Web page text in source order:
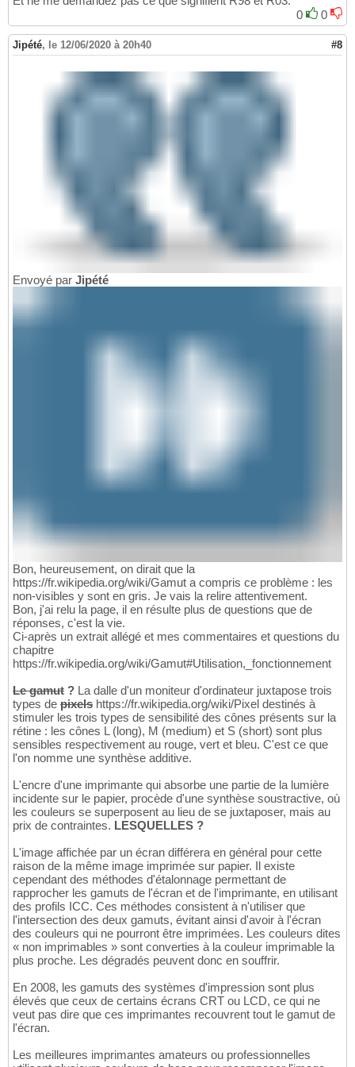
0
0
Jipété, le 12/06/2020 à 20h40 #8
Envoyé par Jipété
Bon, heureusement, on dirait que la
https://fr.wikipedia.org/wiki/Gamut a compris ce problème : les
non-visibles y sont en gris. Je vais la relire attentivement.
Bon, j'ai relu la page, il en résulte plus de questions que de
réponses, c'est la vie.
Ci-après un extrait allégé et mes commentaires et questions du
chapitre
https://fr.wikipedia.org/wiki/Gamut#Utilisation,_fonctionnement
Le gamut ? La dalle d'un moniteur d'ordinateur juxtapose trois
types de pixels https://fr.wikipedia.org/wiki/Pixel destinés à
stimuler les trois types de sensibilité des cônes présents sur la
rétine : les cônes L (long), M (medium) et S (short) sont plus
sensibles respectivement au rouge, vert et bleu. C'est ce que
l'on nomme une synthèse additive.
L'encre d'une imprimante qui absorbe une partie de la lumière
incidente sur le papier, procède d'une synthèse soustractive, où
les couleurs se superposent au lieu de se juxtaposer, mais au
prix de contraintes. LESQUELLES ?
L'image affichée par un écran différera en général pour cette
raison de la même image imprimée sur papier. Il existe
cependant des méthodes d'étalonnage permettant de
rapprocher les gamuts de l'écran et de l'imprimante, en utilisant
des profils ICC. Ces méthodes consistent à n'utiliser que
l'intersection des deux gamuts, évitant ainsi d'avoir à l'écran
des couleurs qui ne pourront être imprimées. Les couleurs dites
« non imprimables » sont converties à la couleur imprimable la
plus proche. Les dégradés peuvent donc en souffrir.
En 2008, les gamuts des systèmes d'impression sont plus
élevés que ceux de certains écrans CRT ou LCD, ce qui ne
veut pas dire que ces imprimantes recouvrent tout le gamut de
l'écran.
Les meilleures imprimantes amateurs ou professionnelles